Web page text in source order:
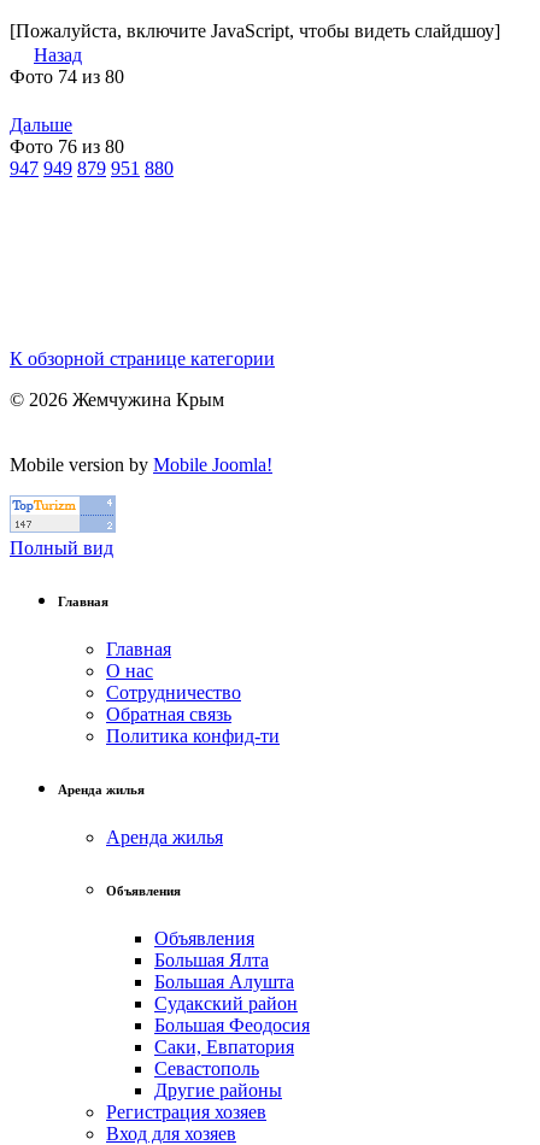
[Пожалуйста, включите JavaScript, чтобы видеть слайдшоу]
Назад
Фото 74 из 80
Дальше
Фото 76 из 80
947 949 879 951 880
К обзорной странице категории
© 2026 Жемчужина Крым
Mobile version by Mobile Joomla!
Полный вид
Главная
Главная
О нас
Сотрудничество
Обратная связь
Политика конфид-ти
Аренда жилья
Аренда жилья
Объявления
Объявления
Большая Ялта
Большая Алушта
Судакский район
Большая Феодосия
Саки, Евпатория
Севастополь
Другие районы
Регистрация хозяев
Вход для хозяев